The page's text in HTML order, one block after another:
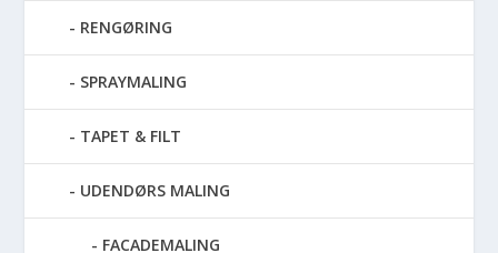
RENGØRING
SPRAYMALING
TAPET & FILT
UDENDØRS MALING
FACADEMALING